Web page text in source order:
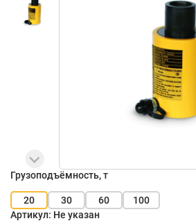
Грузоподъёмность, т
20 30 60
100
Артикул: Не указан